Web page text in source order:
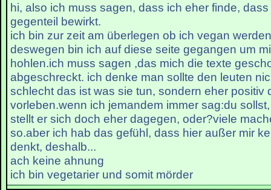
hi, also ich muss sagen, dass ich eher finde,
gegenteil bewirkt.
ich bin zur zeit am überlegen ob ich vegan
deswegen bin ich auf diese seite gegangen um
hohlen.ich muss sagen ,das mich die texte
abgeschreckt. ich denke man sollte den leuten
schlecht das ist was sie tun, sondern eher positiv
vorleben.wenn ich jemandem immer sag:du
stellt er sich doch eher dagegen, oder?viele
so.aber ich hab das gefühl, dass hier außer mir
denkt, deshalb...
ach keine ahnung
ich bin vegetarier und somit mörder